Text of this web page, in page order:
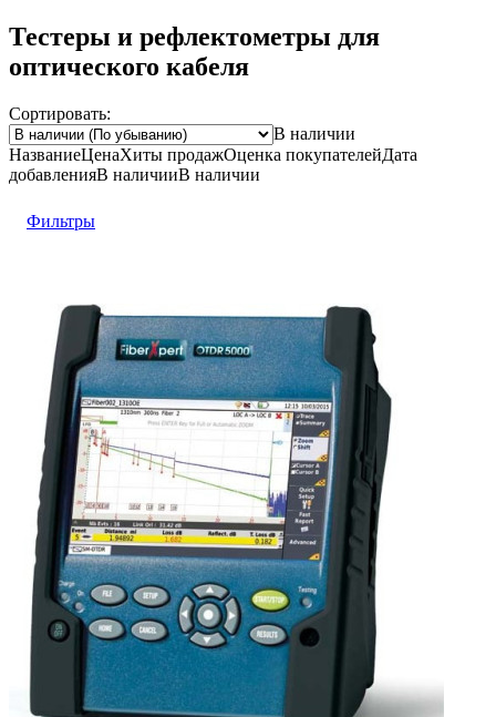
Тестеры и рефлектометры для
оптического кабеля
Сортировать:
В наличии
НазваниеЦенаХиты продажОценка покупателейДата
добавленияВ наличииВ наличии
Фильтры